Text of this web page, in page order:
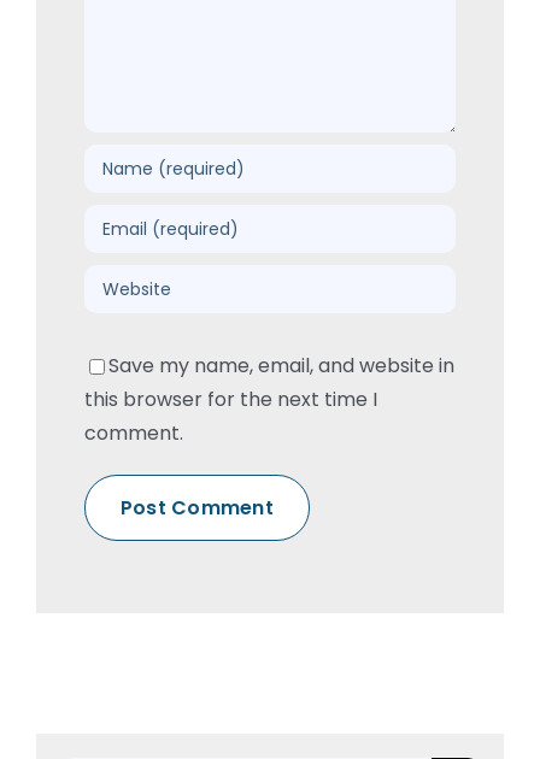
Save my name, email, and website in
this browser for the next time I
comment.